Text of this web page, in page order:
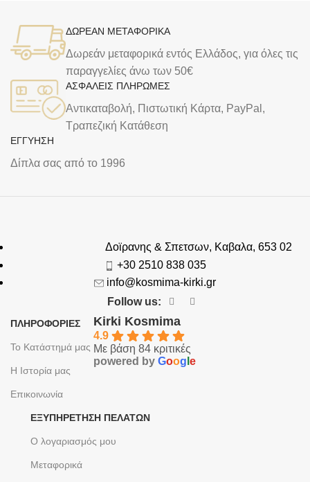
ΔΩΡΕΑΝ ΜΕΤΑΦΟΡΙΚΑ
Δωρεάν μεταφορικά εντός Ελλάδος, για όλες τις
παραγγελίες άνω των 50€
ΑΣΦΑΛΕΙΣ ΠΛΗΡΩΜΕΣ
Αντικαταβολή, Πιστωτική Κάρτα, PayPal,
Τραπεζική Kατάθεση
ΕΓΓΥΗΣΗ
Δίπλα σας από το 1996
Δοϊρανης & Σπετσων, Καβαλα, 653 02
+30 2510 838 035
info@kosmima-kirki.gr
Follow us:
ΠΛΗΡΟΦΟΡΙΕΣ
Το Κατάστημά μας
Η Ιστορία μας
Επικοινωνία
Kirki Kosmima
4.9
Με βάση 84 κριτικές
powered by Goog e
ΕΞΥΠΗΡΈΤΗΣΗ ΠΕΛΑΤΏΝ
Ο λογαριασμός μου
Μεταφορικά